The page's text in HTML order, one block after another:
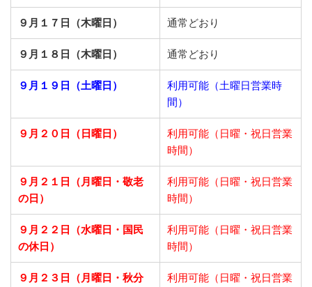
９月１７日（木曜日） 通常どおり
９月１８日（木曜日） 通常どおり
９月１９日（土曜日）
利用可能（土曜日営業時
間）
９月２０日（日曜日）
利用可能（日曜・祝日営業
時間）
９月２１日
（月曜日・敬老
の日）
利用可能（日曜・祝日営業
時間）
９月２２日
（水曜日・国民
の休日）
利用可能（日曜・祝日営業
時間）
９月２３日
（月曜日・秋分
利用可能（日曜・祝日営業